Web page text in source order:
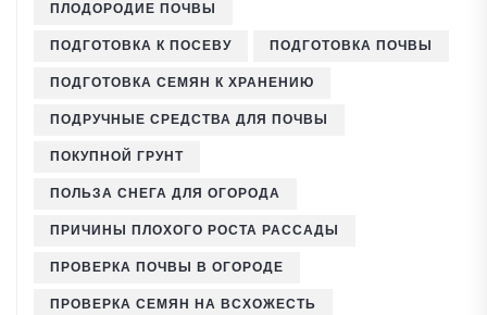
ПЛОДОРОДИЕ ПОЧВЫ
ПОДГОТОВКА К ПОСЕВУ ПОДГОТОВКА ПОЧВЫ
ПОДГОТОВКА СЕМЯН К ХРАНЕНИЮ
ПОДРУЧНЫЕ СРЕДСТВА ДЛЯ ПОЧВЫ
ПОКУПНОЙ ГРУНТ
ПОЛЬЗА СНЕГА ДЛЯ ОГОРОДА
ПРИЧИНЫ ПЛОХОГО РОСТА РАССАДЫ
ПРОВЕРКА ПОЧВЫ В ОГОРОДЕ
ПРОВЕРКА СЕМЯН НА ВСХОЖЕСТЬ